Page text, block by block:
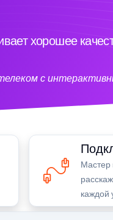
хорошее
с
Мастер
каждой